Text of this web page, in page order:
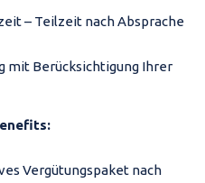
– Teilzeit nach Absprache
mit Berücksichtigung Ihrer
Vergütungspaket nach